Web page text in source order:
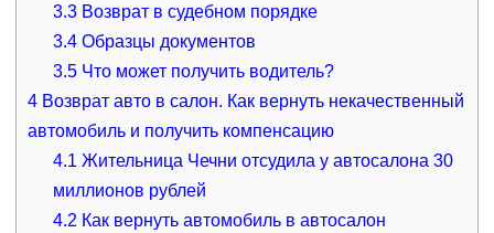
3.3 Возврат в судебном порядке
3.4 Образцы документов
3.5 Что может получить водитель?
4Возврат авто в салон. Как вернуть некачественный
автомобиль и получить компенсацию
4.1 Жительница Чечни отсудила у автосалона 30
миллионов рублей
4.2 Как вернуть автомобиль в автосалон